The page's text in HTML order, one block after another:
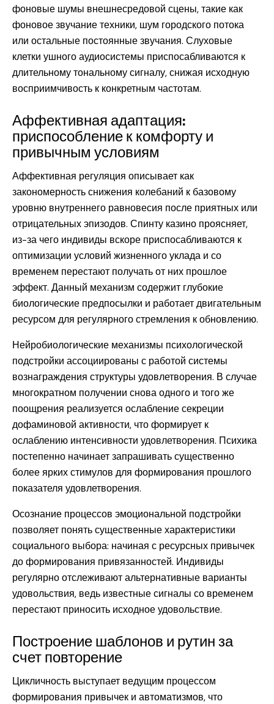
фоновые шумы внешнесредовой сцены, такие как
фоновое звучание техники, шум городского потока
или остальные постоянные звучания. Слуховые
клетки ушного аудиосистемы приспосабливаются к
длительному тональному сигналу, снижая исходную
восприимчивость к конкретным частотам.
Аффективная адаптация:
приспособление к комфорту и
привычным условиям
Аффективная регуляция описывает как
закономерность снижения колебаний к базовому
уровню внутреннего равновесия после приятных или
отрицательных эпизодов. Спинту казино проясняет,
из-за чего индивиды вскоре приспосабливаются к
оптимизации условий жизненного уклада и со
временем перестают получать от них прошлое
эффект. Данный механизм содержит глубокие
биологические предпосылки и работает двигательным
ресурсом для регулярного стремления к обновлению.
Нейробиологические механизмы психологической
подстройки ассоциированы с работой системы
вознаграждения структуры удовлетворения. В случае
многократном получении снова одного и того же
поощрения реализуется ослабление секреции
дофаминовой активности, что формирует к
ослаблению интенсивности удовлетворения. Психика
постепенно начинает запрашивать существенно
более ярких стимулов для формирования прошлого
показателя удовлетворения.
Осознание процессов эмоциональной подстройки
позволяет понять существенные характеристики
социального выбора: начиная с ресурсных привычек
до формирования привязанностей. Индивиды
регулярно отслеживают альтернативные варианты
удовольствия, ведь известные сигналы со временем
перестают приносить исходное удовольствие.
Построение шаблонов и рутин за
счет повторение
Цикличность выступает ведущим процессом
формирования привычек и автоматизмов, что